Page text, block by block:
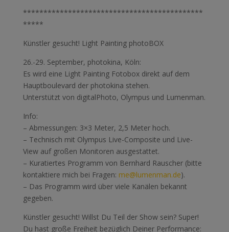
********************************************
*****
Künstler gesucht! Light Painting photoBOX
26.-29. September, photokina, Köln:
Es wird eine Light Painting Fotobox direkt auf dem
Hauptboulevard der photokina stehen.
Unterstützt von digitalPhoto, Olympus und Lumenman.
Info:
– Abmessungen: 3×3 Meter, 2,5 Meter hoch.
– Technisch mit Olympus Live-Composite und Live-
View auf großen Monitoren ausgestattet.
– Kuratiertes Programm von Bernhard Rauscher (bitte
kontaktiere mich bei Fragen: me@lumenman.de).
– Das Programm wird über viele Kanälen bekannt
gegeben.
Künstler gesucht! Willst Du Teil der Show sein? Super!
Du hast große Freiheit bezüglich Deiner Performance: